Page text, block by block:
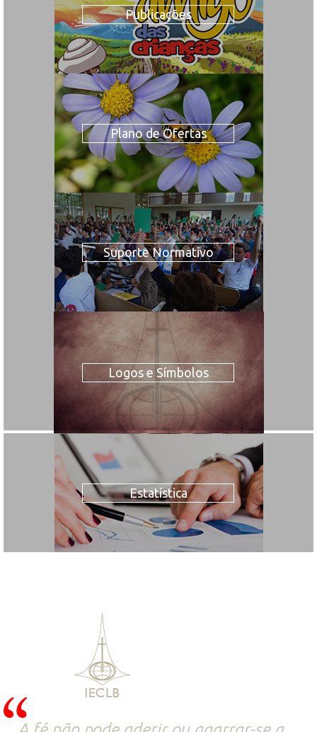
Publicações
Plano de Ofertas
Suporte Normativo
Logos e Símbolos
Estatística